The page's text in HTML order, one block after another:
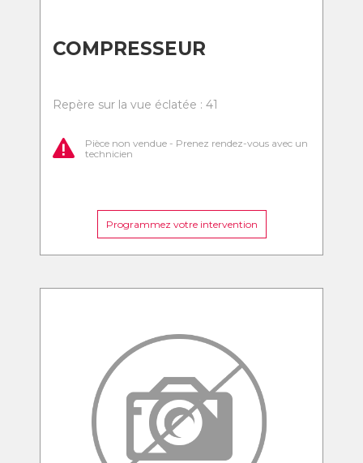
COMPRESSEUR
Repère sur la vue éclatée : 41
Pièce non vendue - Prenez rendez-vous avec un
technicien
Programmez votre intervention